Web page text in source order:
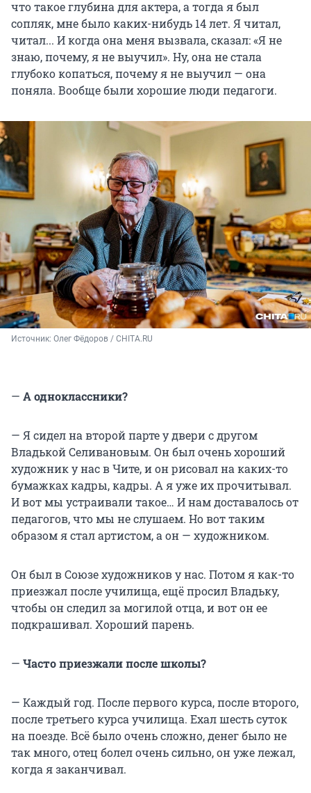
что такое глубина для актера, а тогда я был
сопляк, мне было каких-нибудь 14 лет. Я читал,
читал... И когда она меня вызвала, сказал: «Я не
знаю, почему, я не выучил». Ну, она не стала
глубоко копаться, почему я не выучил — она
поняла. Вообще были хорошие люди педагоги.
Источник: Олег Фёдоров / CHITA.RU
— А одноклассники?
— Я сидел на второй парте у двери с другом
Владькой Селивановым. Он был очень хороший
художник у нас в Чите, и он рисовал на каких-то
бумажках кадры, кадры. А я уже их прочитывал.
И вот мы устраивали такое… И нам доставалось от
педагогов, что мы не слушаем. Но вот таким
образом я стал артистом, а он — художником.
Он был в Союзе художников у нас. Потом я как-то
приезжал после училища, ещё просил Владьку,
чтобы он следил за могилой отца, и вот он ее
подкрашивал. Хороший парень.
— Часто приезжали после школы?
— Каждый год. После первого курса, после второго,
после третьего курса училища. Ехал шесть суток
на поезде. Всё было очень сложно, денег было не
так много, отец болел очень сильно, он уже лежал,
когда я заканчивал.